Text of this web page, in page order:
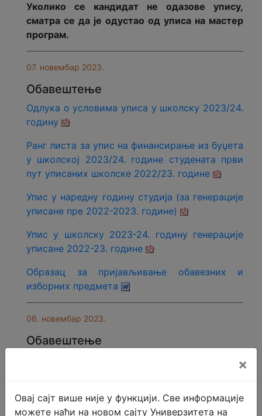
×
Овај сајт више није у функцији. Све информације
можете наћи на новом сајту Универзитета на
Уколико се кандидат не одазове упису,
сматра се да је одустао од уписа на мастер
програм.
07. новембар 2023.
Обавештење
Одлука о условима уписа у школску 2023/24.
годину
Ранг листа за упис на финансирање из буџета
у школској 2023/24. године студената први
пут уписаних школске 2022/23. године
Упис у наредну годину студија (за генерације
уписане пре 2022-2023. године)
Упис у школску 2023-24. годину генерације
уписане 2022-23. године
Образац за пријављивање обавезних и
изборних предмета
06. новембар 2023.
Обавештење
Пријем документације за студентски дом и